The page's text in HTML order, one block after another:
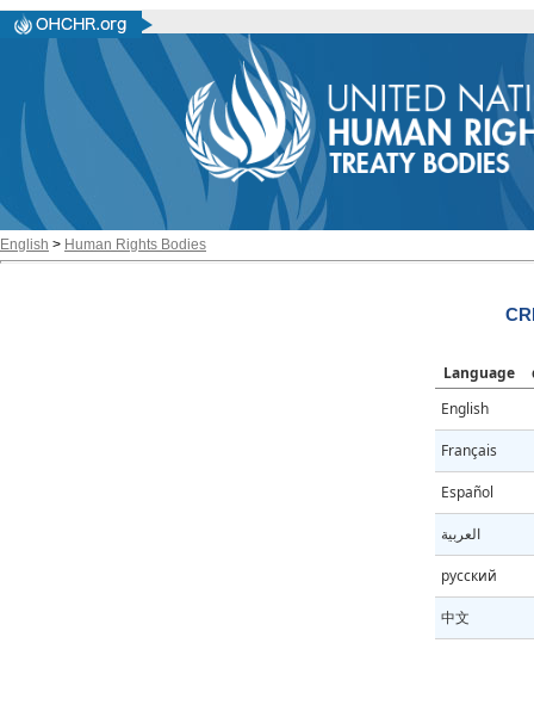
English > Human Rights Bodies
Language
English
Français
Español
العربية
русский
中文